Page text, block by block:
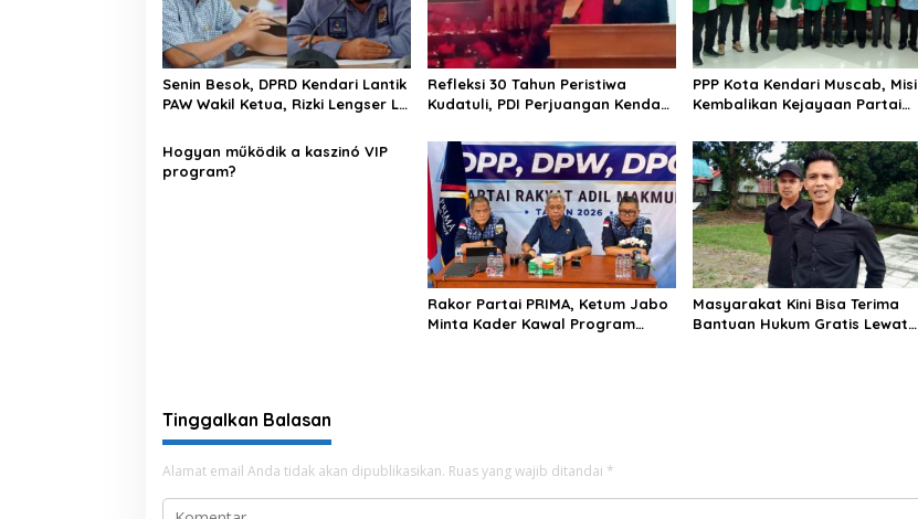
Senin Besok, DPRD Kendari Lantik
PAW Wakil Ketua, Rizki Lengser La
Refleksi 30 Tahun Peristiwa
Kudatuli, PDI Perjuangan Kendari
Kebangsaan
PPP Kota Kendari Muscab, Misi
Kembalikan Kejayaan Partai
Legislatif
Hogyan működik a kaszinó VIP
program?
Rakor Partai PRIMA, Ketum Jabo
Minta Kader Kawal Program
Masyarakat Kini Bisa Terima
Bantuan Hukum Gratis Lewat
Tinggalkan Balasan
Alamat email Anda tidak akan dipublikasikan. Ruas yang wajib ditandai *